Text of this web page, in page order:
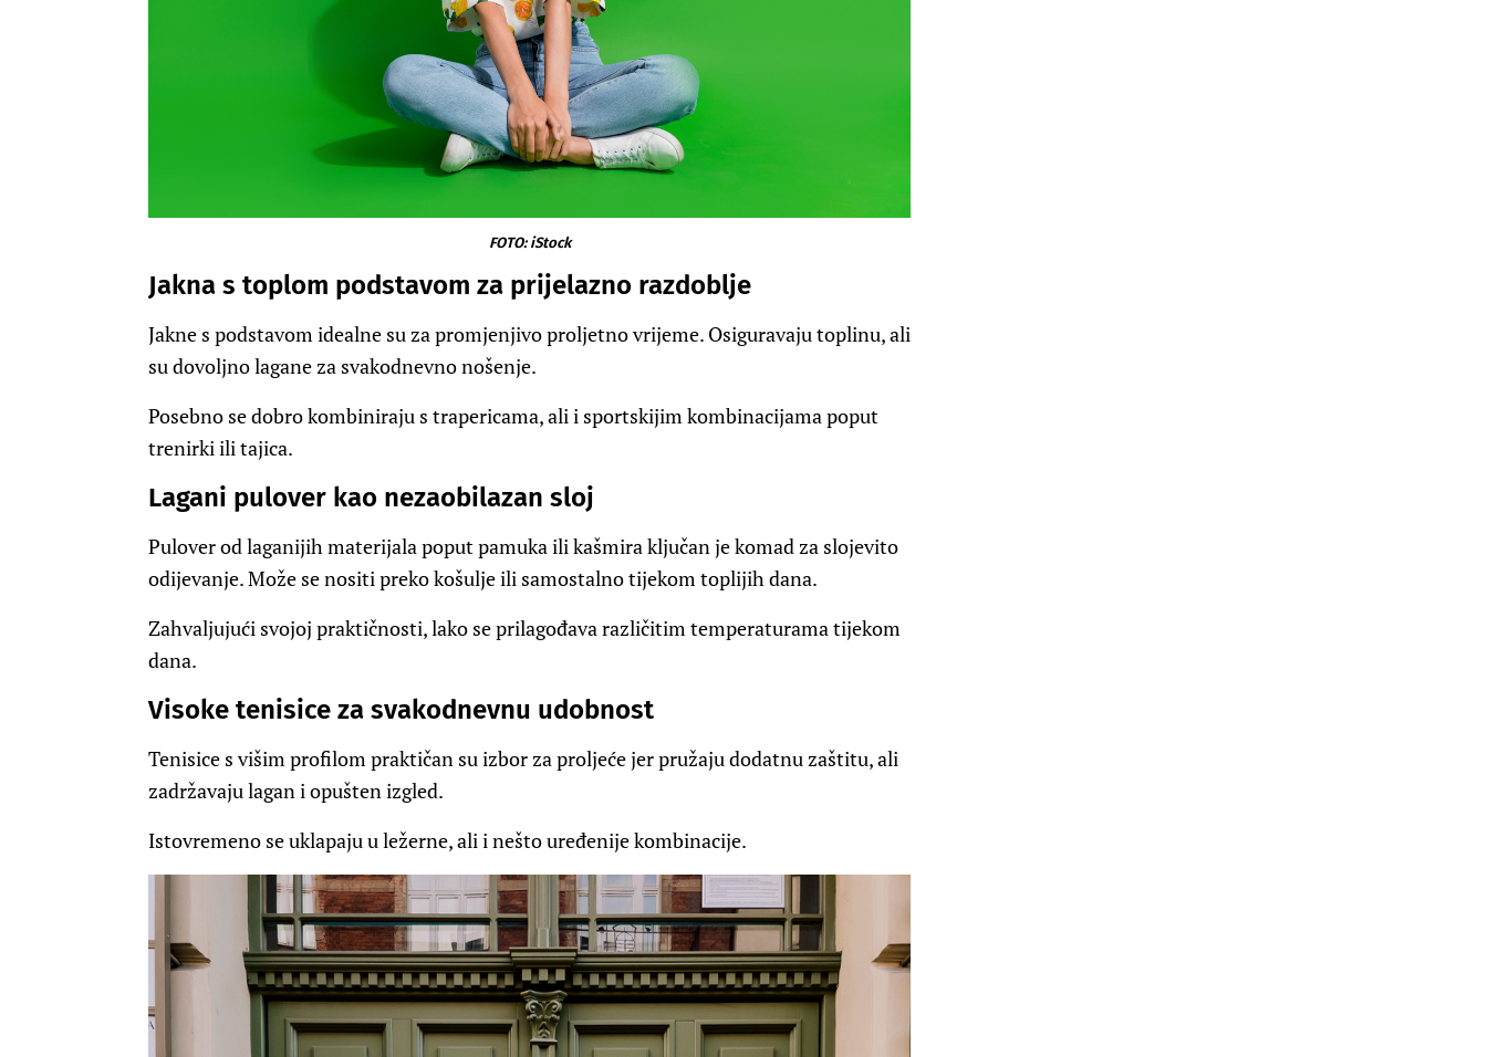
FOTO: iStock
Jakna s toplom podstavom za prijelazno razdoblje
Jakne s podstavom idealne su za promjenjivo proljetno vrijeme. Osiguravaju toplinu, ali
su dovoljno lagane za svakodnevno nošenje.
Posebno se dobro kombiniraju s trapericama, ali i sportskijim kombinacijama poput
trenirki ili tajica.
Lagani pulover kao nezaobilazan sloj
Pulover od laganijih materijala poput pamuka ili kašmira ključan je komad za slojevito
odijevanje. Može se nositi preko košulje ili samostalno tijekom toplijih dana.
Zahvaljujući svojoj praktičnosti, lako se prilagođava različitim temperaturama tijekom
dana.
Visoke tenisice za svakodnevnu udobnost
Tenisice s višim profilom praktičan su izbor za proljeće jer pružaju dodatnu zaštitu, ali
zadržavaju lagan i opušten izgled.
Istovremeno se uklapaju u ležerne, ali i nešto uređenije kombinacije.